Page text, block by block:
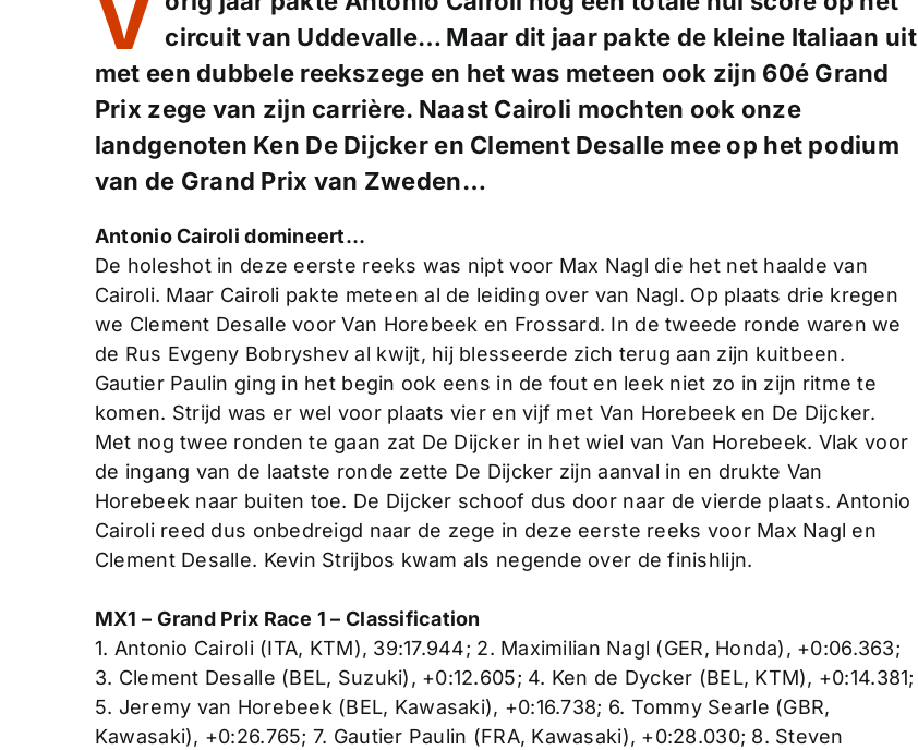
V circuit van Uddevalle… Maar dit jaar pakte de kleine Italiaan uit
met een dubbele reekszege en het was meteen ook zijn 60é Grand
Prix zege van zijn carrière. Naast Cairoli mochten ook onze
landgenoten Ken De Dijcker en Clement Desalle mee op het podium
van de Grand Prix van Zweden…
Antonio Cairoli domineert…
De holeshot in deze eerste reeks was nipt voor Max Nagl die het net haalde van
Cairoli. Maar Cairoli pakte meteen al de leiding over van Nagl. Op plaats drie kregen
we Clement Desalle voor Van Horebeek en Frossard. In de tweede ronde waren we
de Rus Evgeny Bobryshev al kwijt, hij blesseerde zich terug aan zijn kuitbeen.
Gautier Paulin ging in het begin ook eens in de fout en leek niet zo in zijn ritme te
komen. Strijd was er wel voor plaats vier en vijf met Van Horebeek en De Dijcker.
Met nog twee ronden te gaan zat De Dijcker in het wiel van Van Horebeek. Vlak voor
de ingang van de laatste ronde zette De Dijcker zijn aanval in en drukte Van
Horebeek naar buiten toe. De Dijcker schoof dus door naar de vierde plaats. Antonio
Cairoli reed dus onbedreigd naar de zege in deze eerste reeks voor Max Nagl en
Clement Desalle. Kevin Strijbos kwam als negende over de finishlijn.
MX1 – Grand Prix Race 1 – Classification
1. Antonio Cairoli (ITA, KTM), 39:17.944; 2. Maximilian Nagl (GER, Honda), +0:06.363;
3. Clement Desalle (BEL, Suzuki), +0:12.605; 4. Ken de Dycker (BEL, KTM), +0:14.381;
5. Jeremy van Horebeek (BEL, Kawasaki), +0:16.738; 6. Tommy Searle (GBR,
Kawasaki), +0:26.765; 7. Gautier Paulin (FRA, Kawasaki), +0:28.030; 8. Steven